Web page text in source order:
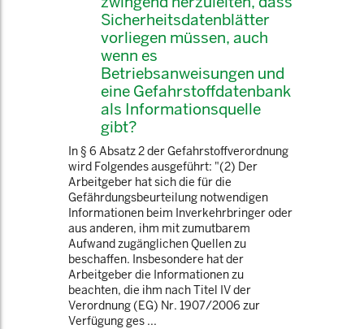
Sicherheitsdatenblätter
vorliegen müssen, auch
wenn es
Betriebsanweisungen und
eine Gefahrstoffdatenbank
als Informationsquelle
gibt?
In § 6 Absatz 2 der Gefahrstoffverordnung
wird Folgendes ausgeführt: "(2) Der
Arbeitgeber hat sich die für die
Gefährdungsbeurteilung notwendigen
Informationen beim Inverkehrbringer oder
aus anderen, ihm mit zumutbarem
Aufwand zugänglichen Quellen zu
beschaffen. Insbesondere hat der
Arbeitgeber die Informationen zu
beachten, die ihm nach Titel IV der
Verordnung (EG) Nr. 1907/2006 zur
Verfügung ges ...